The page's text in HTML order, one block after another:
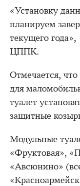
«Установку
планируем
текущего
ЦППК.
Отмечается,
для
туалет
защитные
Модульные
«Фруктовая»,
«Авсюнино»